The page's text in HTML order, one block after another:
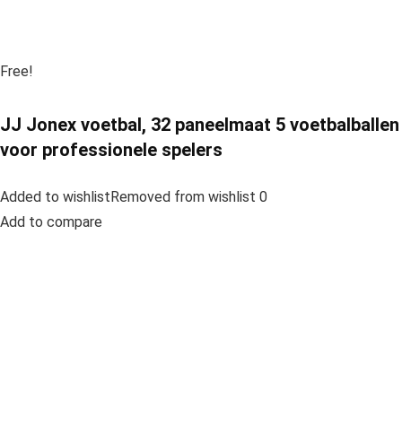
Free!
JJ Jonex voetbal, 32 paneelmaat 5 voetbalballen
voor professionele spelers
Added to wishlistRemoved from wishlist 0
Add to compare